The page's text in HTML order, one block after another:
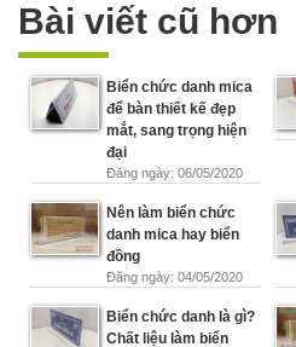
Bài viết cũ hơn
Biển chức danh mica
để bàn thiết kế đẹp
mắt, sang trọng hiện
đại
Đăng ngày: 06/05/2020
Nên làm biển chức
danh mica hay biển
đồng
Đăng ngày: 04/05/2020
Biển chức danh là gì?
Chất liệu làm biển